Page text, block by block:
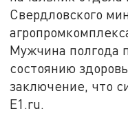
Свердловского
Мужчина полгода
состоянию
заключение, что
E1.ru.